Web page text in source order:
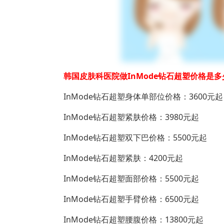
韩国皮肤科医院做InMode钻石超塑价格是多
InMode钻石超塑身体单部位价格：3600元起
InMode钻石超塑紧肤价格：3980元起
InMode钻石超塑双下巴价格：5500元起
InMode钻石超塑紧肤：4200元起
InMode钻石超塑面部价格：5500元起
InMode钻石超塑手臂价格：6500元起
InMode钻石超塑腰腹价格：13800元起